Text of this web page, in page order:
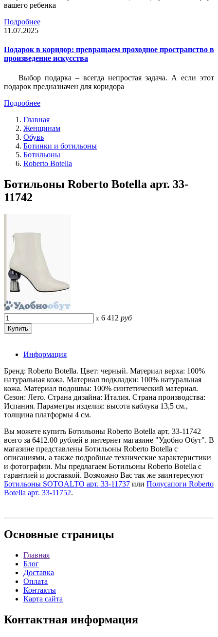
вашего ребенка
Подробнее
11.07.2025
Подарок в коридор: превращаем проходное пространство в
произведение искусства
Выбор подарка – всегда непростая задача. А если этот
подарок предназначен для коридора
Подробнее
Главная
Женщинам
Обувь
Ботинки и ботильоны
Ботильоны
Roberto Botella
Ботильоны Roberto Botella арт. 33-
11742
x 6 412 руб
Информация
Бренд: Roberto Botella. Цвет: черный. Материал верха: 100%
натуральная кожа. Материал подкладки: 100% натуральная
кожа. Материал подошвы: 100% синтетический материал.
Сезон: Лето. Страна дизайна: Италия. Страна производства:
Испания. Параметры изделия: высота каблука 13,5 см.,
толщина платформы 4 см.
Вы можете купить Ботильоны Roberto Botella арт. 33-11742
всего за 6412.00 рублей в интернет магазине "Удобно Обут". В
магазине представлены Ботильоны Roberto Botella с
описаниями, а также подробные технические характеристики
и фотографии. Мы предлагаем Ботильоны Roberto Botella с
гарантией и доставкой. Возможно Вас так же заинтересуют
Ботильоны SOTOALTO арт. 33-11737 или Полусапоги Roberto
Botella арт. 33-11752.
Основные страницы
Главная
Блог
Доставка
Оплата
Контакты
Карта сайта
Контактная информация